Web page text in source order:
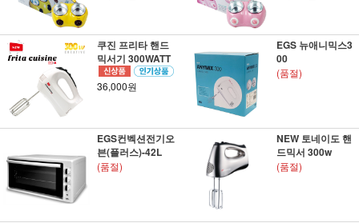
쿠진 프리타 핸드
믹서기 300WATT
36,000원
EGS 뉴애니믹스3
00
(품절)
EGS컨벡션전기오
븐(플러스)-42L
(품절)
NEW 토네이도 핸
드믹서 300w
(품절)